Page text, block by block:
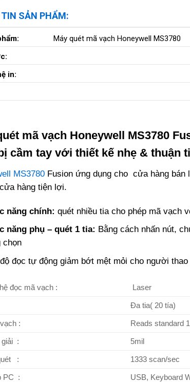
SẢN PHẨM:
Máy quét mã vạch Honeywell MS3780
in:
mã vạch Honeywell MS3780
cầm tay với thiết kế nhẹ & thuận
MS3780 Fusion ứng dụng cho cửa hàng bán
hàng tiện lợi.
năng chính: quét nhiều tia cho phép mã vạch
năng phụ – quét 1 tia: Bằng cách nhấn nút,
chọn
đọc tự động giảm bớt mệt mỏi cho người thao
đọc mã vạch : Laser
Đa tia( 20 tía)
: Reads standard
giải : 5mil
: 1333 scan/sec
PC : USB, Keyboard